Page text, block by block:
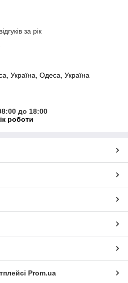
за рік
Україна, Одеса, Україна
до 18:00
роботи
Prom.ua